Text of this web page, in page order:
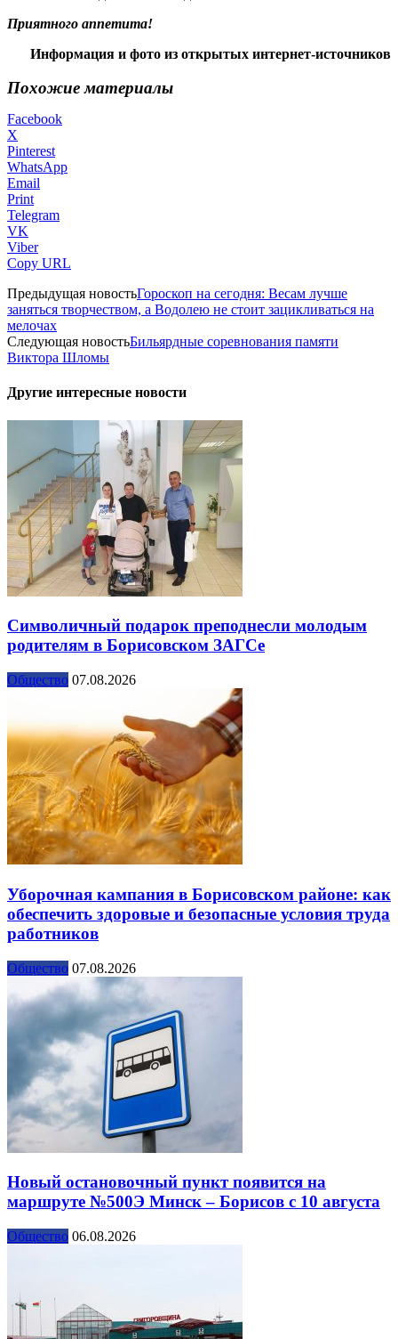
Приятного аппетита!
Информация и фото из открытых интернет-источников
Похожие материалы
Facebook
X
Pinterest
WhatsApp
Email
Print
Telegram
VK
Viber
Copy URL
Предыдущая новостьГороскоп на сегодня: Весам лучше
заняться творчеством, а Водолею не стоит зацикливаться на
мелочах
Следующая новостьБильярдные соревнования памяти
Виктора Шломы
Другие интересные новости
Символичный подарок преподнесли молодым
родителям в Борисовском ЗАГСе
Общество 07.08.2026
Уборочная кампания в Борисовском районе: как
обеспечить здоровые и безопасные условия труда
работников
Общество 07.08.2026
Новый остановочный пункт появится на
маршруте №500Э Минск – Борисов с 10 августа
Общество 06.08.2026